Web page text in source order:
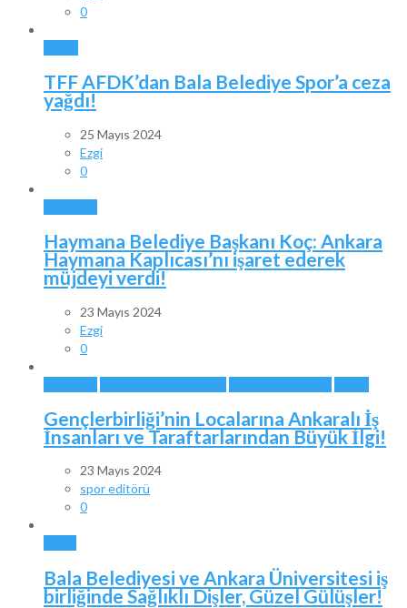
0
TFF AFDK’dan Bala Belediye Spor’a ceza
yağdı!
25 Mayıs 2024
Ezgi
0
Haymana Belediye Başkanı Koç: Ankara
Haymana Kaplıcası’nı işaret ederek
müjdeyi verdi!
23 Mayıs 2024
Ezgi
0
Gençlerbirliği’nin Localarına Ankaralı İş
İnsanları ve Taraftarlarından Büyük İlgi!
23 Mayıs 2024
spor editörü
0
Bala Belediyesi ve Ankara Üniversitesi iş
birliğinde Sağlıklı Dişler, Güzel Gülüşler!